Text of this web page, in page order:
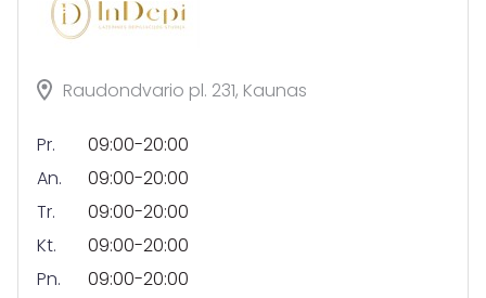
Raudondvario pl. 231, Kaunas
Pr.
09:00-20:00
An.
09:00-20:00
Tr.
09:00-20:00
Kt.
09:00-20:00
Pn.
09:00-20:00